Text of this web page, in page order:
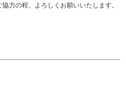
力の程、よろしくお願いいたします。